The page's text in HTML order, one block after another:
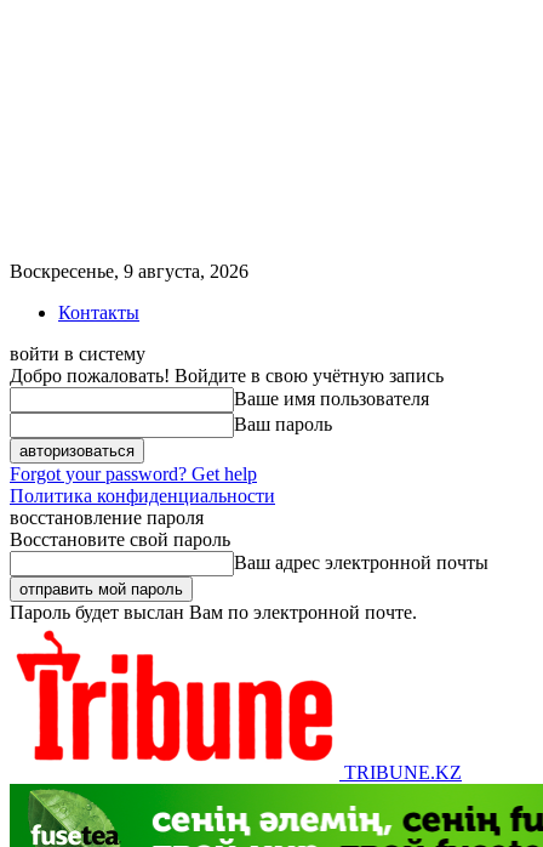
Воскресенье, 9 августа, 2026
Контакты
войти в систему
Добро пожаловать! Войдите в свою учётную запись
Ваше имя пользователя
Ваш пароль
Forgot your password? Get help
Политика конфиденциальности
восстановление пароля
Восстановите свой пароль
Ваш адрес электронной почты
Пароль будет выслан Вам по электронной почте.
TRIBUNE.KZ